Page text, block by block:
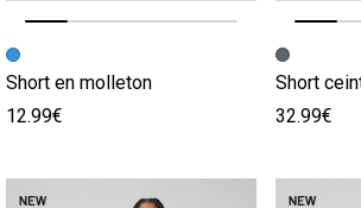
Image précédente
Image suivante
Short en molleton
12.99€
Image
Image
Short
32.99€